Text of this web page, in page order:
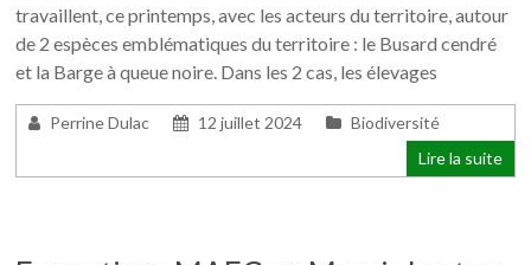
travaillent, ce printemps, avec les acteurs du territoire, autour
de 2 espèces emblématiques du territoire : le Busard cendré
et la Barge à queue noire. Dans les 2 cas, les élevages
Perrine Dulac 12 juillet 2024
Biodiversité
Lire la suite